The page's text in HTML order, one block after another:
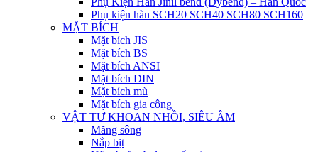
Phụ kiện hàn SCH20 SCH40 SCH80 SCH160
MẶT BÍCH
Mặt bích JIS
Mặt bích BS
Mặt bích ANSI
Mặt bích DIN
Mặt bích mù
Mặt bích gia công
VẬT TƯ KHOAN NHỒI, SIÊU ÂM
Măng sông
Nắp bịt